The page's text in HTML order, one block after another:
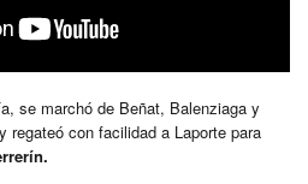
se marchó de Beñat, Balenziaga y
regateó con facilidad a Laporte para